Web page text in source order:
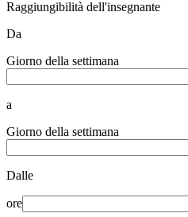
Raggiungibilità dell'insegnante
Da
Giorno della settimana
a
Giorno della settimana
Dalle
ore